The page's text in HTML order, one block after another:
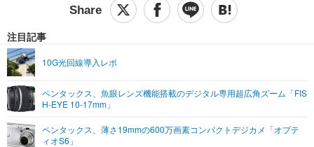
その他
映画・ドラマ
グラビア
ショッピング その他
ライフTOP
その他
リリース一覧
プッシュ通知の停止方法
注目記事
10G光回線導入レポ
ペンタックス、魚眼レンズ機能搭載のデジタル専用超広角ズーム「FIS
H-EYE 10-17mm」
ペンタックス、薄さ19mmの600万画素コンパクトデジカメ「オプテ
ィオS6」